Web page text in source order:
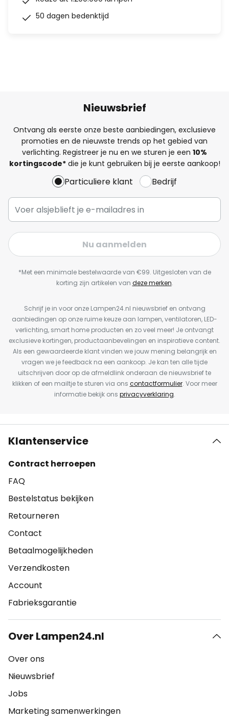
50 dagen bedenktijd
Nieuwsbrief
Ontvang als eerste onze beste aanbiedingen, exclusieve
promoties en de nieuwste trends op het gebied van
verlichting. Registreer je nu en we sturen je een 10%
kortingscode*die je kunt gebruiken bij je eerste aankoop!
Particuliere klant Bedrijf
Nu aanmelden
*Met een minimale bestelwaarde van €99. Uitgesloten van de
korting zijn artikelen van deze merken.
Schrijf je in voor onze Lampen24.nl nieuwsbrief en ontvang
aanbiedingen op onze ruime keuze aan lampen, ventilatoren, LED-
verlichting, smart home producten en zo veel meer! Je ontvangt
exclusieve kortingen, productaanbevelingen en inspiratieve content.
Als een gewaardeerde klant vinden we jouw mening belangrijk en
vragen we je feedback na een aankoop. Je kan ten alle tijde
uitschrijven door op de afmeldlink onderaan de nieuwsbrief te
klikken of een mailtje te sturen via ons contactformulier. Voor meer
informatie bekijk ons privacyverklaring.
Klantenservice
Contract herroepen
FAQ
Bestelstatus bekijken
Retourneren
Contact
Betaalmogelijkheden
Verzendkosten
Account
Fabrieksgarantie
Over Lampen24.nl
Over ons
Nieuwsbrief
Jobs
Marketing samenwerkingen